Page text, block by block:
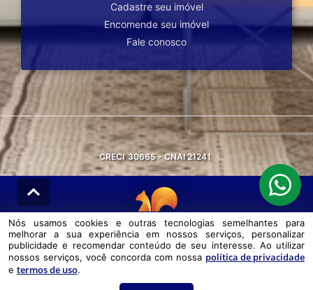
Cadastre seu imóvel
Encomende seu imóvel
Fale conosco
CRECI 30665 - CNAI 21241
© DESENVOLVIDO PELAAGIL.NET
Nós usamos cookies e outras tecnologias semelhantes para melhorar a
sua experiência em nossos serviços, personalizar publicidade e
Nós usamos cookies e outras tecnologias semelhantes para
melhorar a sua experiência em nossos serviços, personalizar
publicidade e recomendar conteúdo de seu interesse. Ao utilizar
nossos serviços, você concorda com nossa política de privacidade
e termos de uso.